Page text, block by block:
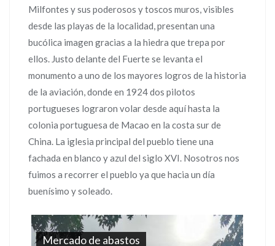
Milfontes y sus poderosos y toscos muros, visibles
desde las playas de la localidad, presentan una
bucólica imagen gracias a la hiedra que trepa por
ellos. Justo delante del Fuerte se levanta el
monumento a uno de los mayores logros de la historia
de la aviación, donde en 1924 dos pilotos
portugueses lograron volar desde aquí hasta la
colonia portuguesa de Macao en la costa sur de
China. La iglesia principal del pueblo tiene una
fachada en blanco y azul del siglo XVI. Nosotros nos
fuimos a recorrer el pueblo ya que hacia un día
buenísimo y soleado.
Mercado de abastos